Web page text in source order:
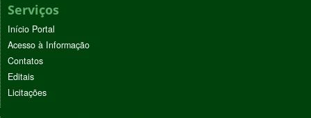
Serviços
Início Portal
Acesso à Informação
Contatos
Editais
Licitações